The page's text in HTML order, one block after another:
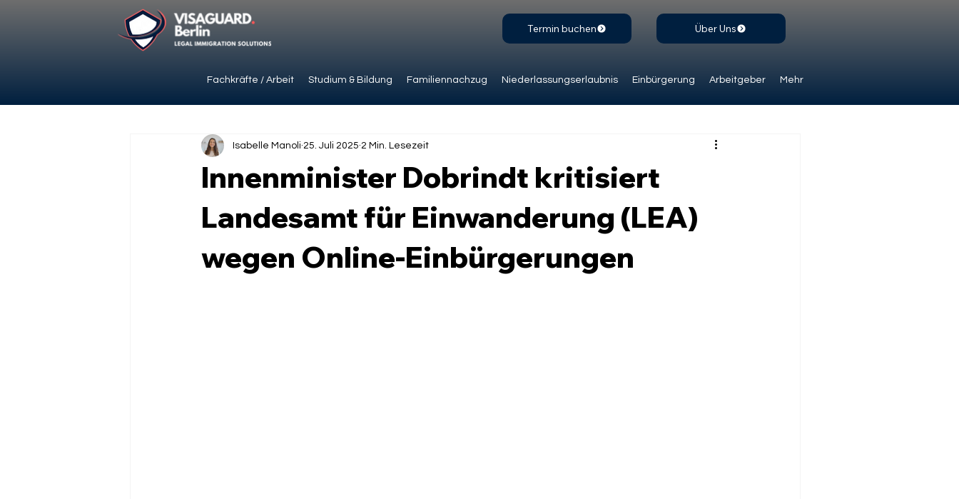
Fachkräfte / Arbeit Studium & Bildung Familiennachzug Niederlassungserlaubnis Einbürgerung Arbeitgeber Mehr
Termin buchen Über Uns
Innenminister Dobrindt kritisiert
Landesamt für Einwanderung (LEA)
wegen Online-Einbürgerungen
Isabelle Manoli 25. Juli 2025 2 Min. Lesezeit